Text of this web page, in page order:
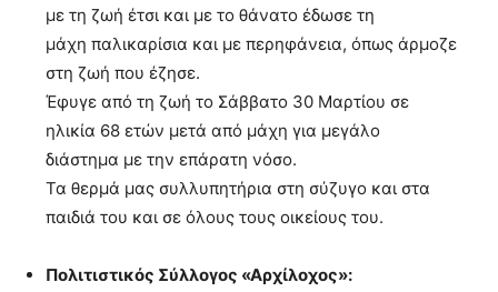
με τη ζωή έτσι και με το θάνατο έδωσε τη
μάχη παλικαρίσια και με περηφάνεια, όπως άρμοζε
στη ζωή που έζησε.
Έφυγε από τη ζωή το Σάββατο 30 Μαρτίου σε
ηλικία 68 ετών μετά από μάχη για μεγάλο
διάστημα με την επάρατη νόσο.
Τα θερμά μας συλλυπητήρια στη σύζυγο και στα
παιδιά του και σε όλους τους οικείους του.
Πολιτιστικός Σύλλογος «Αρχίλοχος»: